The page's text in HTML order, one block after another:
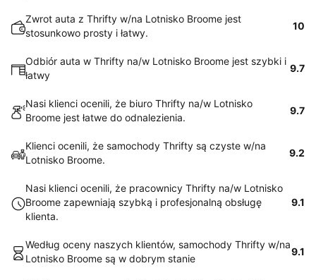
Zwrot auta z Thrifty w/na Lotnisko Broome jest
stosunkowo prosty i łatwy.
10
Odbiór auta w Thrifty na/w Lotnisko Broome jest szybki i
łatwy
9.7
Nasi klienci ocenili, że biuro Thrifty na/w Lotnisko
Broome jest łatwe do odnalezienia.
9.7
Klienci ocenili, że samochody Thrifty są czyste w/na
Lotnisko Broome.
9.2
Nasi klienci ocenili, że pracownicy Thrifty na/w Lotnisko
Broome zapewniają szybką i profesjonalną obsługę
klienta.
9.1
Według oceny naszych klientów, samochody Thrifty w/na
Lotnisko Broome są w dobrym stanie
9.1